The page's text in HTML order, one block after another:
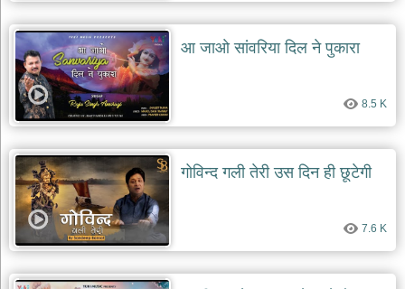
आ जाओ सांवरिया दिल ने पुकारा
8.5 K
गोविन्द गली तेरी उस दिन ही छूटेगी
7.6 K